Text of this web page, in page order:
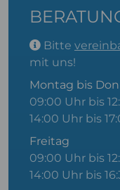
Bitte
mit uns!
Montag bis
09:00 Uhr bis
14:00 Uhr bis
Freitag
09:00 Uhr bis
14:00 Uhr bis